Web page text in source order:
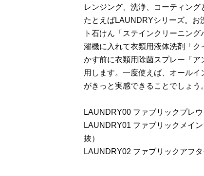
レンジング、洗浄、コーティング
たとえばLAUNDRYシリーズ。お
ト石けん「ステインクリーニン
濯機に入れて衣類用液体洗剤「
かす前に衣類用除菌スプレー「
用します。一度使えば、オール
がきっと実感できることでしょう。
LAUNDRY00 ファブリックプレ
LAUNDRY01 ファブリックメイ
抜）
LAUNDRY02 ファブリックアフ